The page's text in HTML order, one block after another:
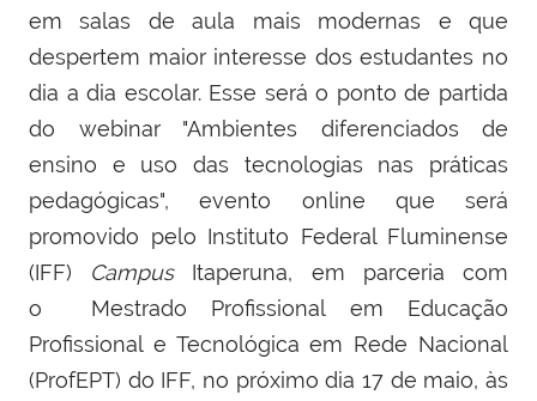
em salas de aula mais modernas e que
despertem maior interesse dos estudantes no
dia a dia escolar. Esse será o ponto de partida
do webinar "Ambientes diferenciados de
ensino e uso das tecnologias nas práticas
pedagógicas", evento online que será
promovido pelo Instituto Federal Fluminense
(IFF) CampusItaperuna, em parceria com
o
Mestrado Profissional em Educação
Profissional e Tecnológica em Rede Nacional
(ProfEPT) do IFF, no próximo dia 17 de maio, às